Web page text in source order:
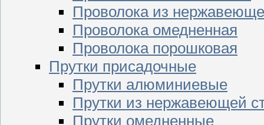
Проволока из
Проволока омедненная
Проволока порошковая
Прутки присадочные
Прутки алюминиевые
Прутки из нержавеющей
Прутки омедненные